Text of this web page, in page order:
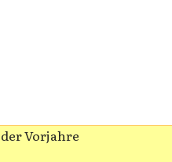
Vorjahre